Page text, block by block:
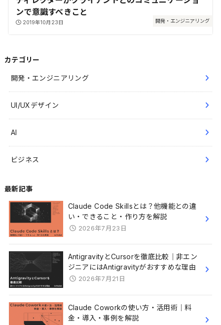
開発・エンジニアリング
ンで意識すべきこと
2019年10月23日
カテゴリー
開発・エンジニアリング
UI/UXデザイン
AI
ビジネス
最新記事
Claude Code Skillsとは？他機能との違
い・できること・作り方を解説
2026年7月23日
AntigravityとCursorを徹底比較｜非エン
ジニアにはAntigravityがおすすめな理由
2026年7月21日
Claude Coworkの使い方・活用術｜料
金・導入・事例を解説